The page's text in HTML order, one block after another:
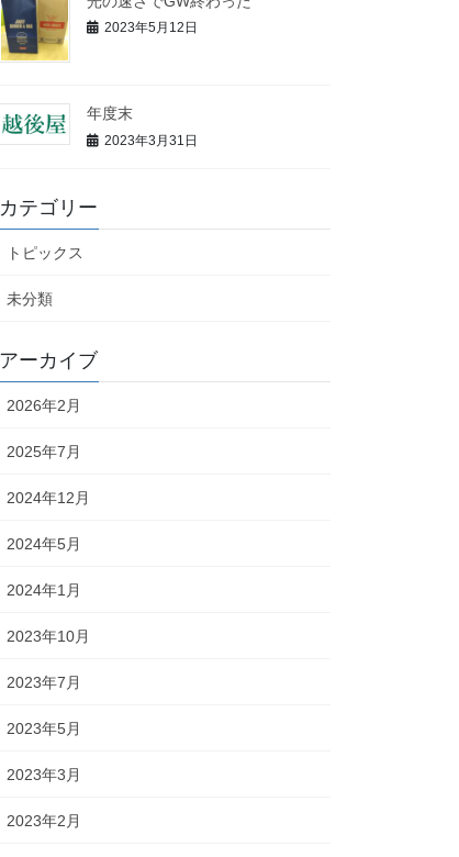
2023年5月12日
年度末
2023年3月31日
カテゴリー
トピックス
未分類
アーカイブ
2026年2月
2025年7月
2024年12月
2024年5月
2024年1月
2023年10月
2023年7月
2023年5月
2023年3月
2023年2月